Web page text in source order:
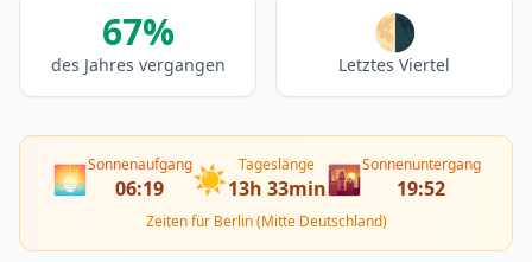
67%
des Jahres vergangen
🌗
Letztes Viertel
🌅Sonnenaufgang
06:19 ☀️ Tageslänge
13h 33min🌇Sonnenuntergang
19:52
Zeiten für Berlin (Mitte Deutschland)